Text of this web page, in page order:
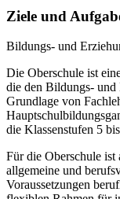
Ziele und
Bildungs- und
Die Oberschule ist
die den Bildungs- und
Grundlage von
die Klassenstufen 5
Für die Oberschule ist
allgemeine und
Voraussetzungen